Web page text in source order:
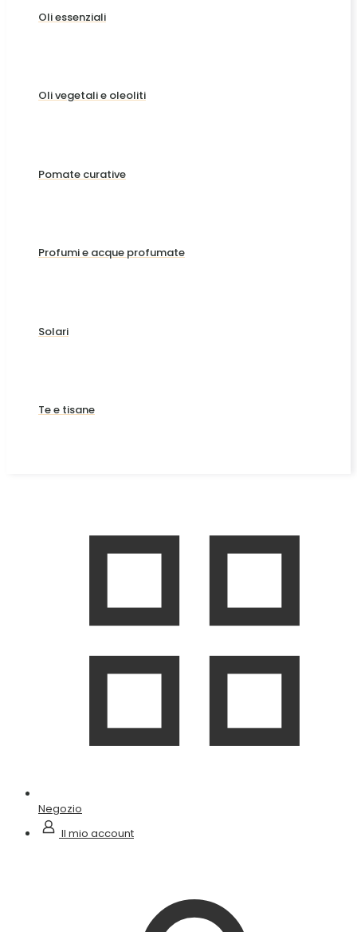
Oli essenziali
Oli vegetali e oleoliti
Pomate curative
Profumi e acque profumate
Solari
Te e tisane
Negozio
Il mio account